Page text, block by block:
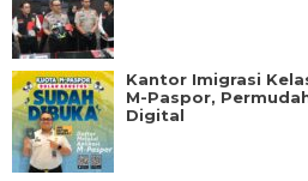
Kantor Imigrasi
M-Paspor,
Digital